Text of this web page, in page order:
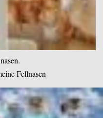
Fellnasen